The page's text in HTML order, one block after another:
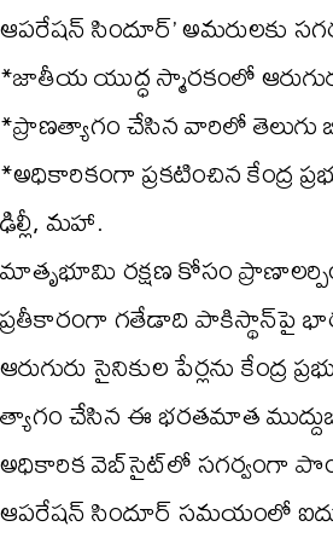
ఆపరేషన్ సిందూర్’ అమరులకు
*జాతీయ యుద్ధ స్మారకంలో
*ప్రాణత్యాగం చేసిన వారిలో
*అధికారికంగా ప్రకటించిన కేంద్ర
ఢిల్లీ, మహా.
మాతృభూమి రక్షణ కోసం
ప్రతీకారంగా గతేడాది పాకిస్థాన్‌పై
ఆరుగురు సైనికుల పేర్లను
త్యాగం చేసిన ఈ భరతమాత
అధికారిక వెబ్‌సైట్‌లో సగర్వంగా
ఆపరేషన్ సిందూర్ సమయంలో